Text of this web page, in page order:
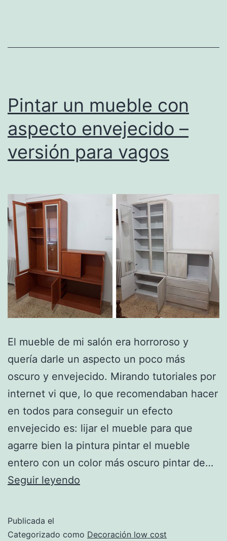
Pintar un mueble con
aspecto envejecido –
versión para vagos
El mueble de mi salón era horroroso y
quería darle un aspecto un poco más
oscuro y envejecido. Mirando tutoriales por
internet vi que, lo que recomendaban hacer
en todos para conseguir un efecto
envejecido es: lijar el mueble para que
agarre bien la pintura pintar el mueble
entero con un color más oscuro pintar de…
Seguir leyendo
con
Publicada el
Categorizado como Decoración low cost